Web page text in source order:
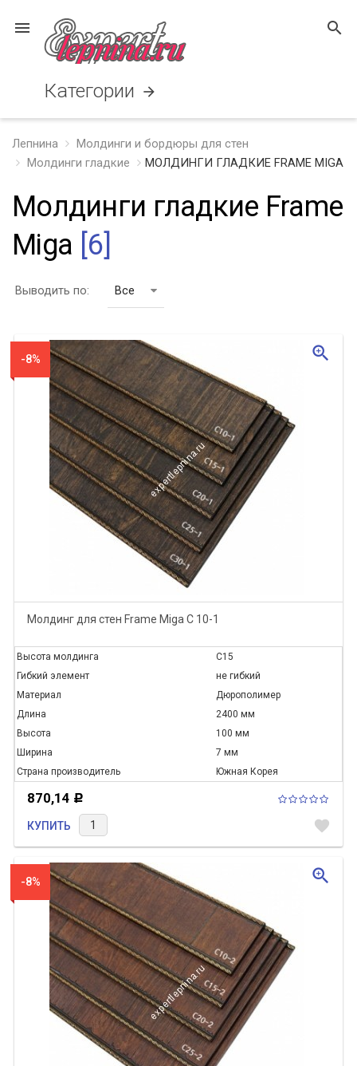
menu search
Категории arrow_forward
Лепнина
Молдинги и бордюры для стен
Молдинги гладкие
МОЛДИНГИ ГЛАДКИЕ FRAME MIGA
Молдинги гладкие Frame
Miga [6]
Выводить по: Все
-8%
Молдинг для стен Frame Miga C 10-1
Высота молдинга
C15
Гибкий элемент
не гибкий
Материал
Дюрополимер
Длина
2400 мм
Высота
100 мм
Ширина
7 мм
Страна производитель
Южная Корея
870,14 Р
КУПИТЬ favorite
zoom_in
-8% zoom_in